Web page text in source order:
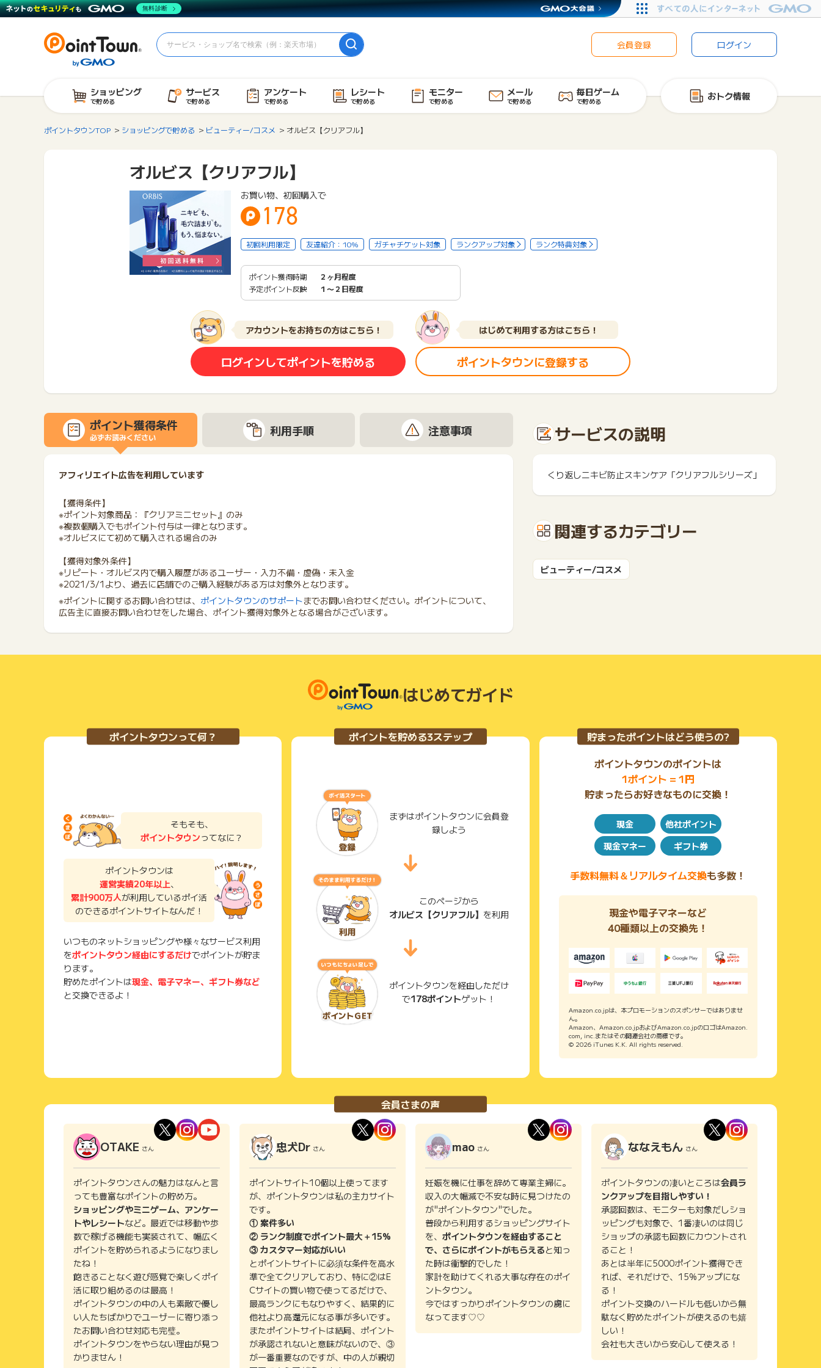
会員登録 ログイン
ショッピング
で貯める
サービス
で貯める
アンケート
で貯める
レシート
で貯める
モニター
で貯める
メール
で貯める
毎日ゲーム
で貯める おトク情報
ポイントタウンTOP ショッピングで貯める ビューティー/コスメ オルビス【クリアフル】
オルビス【クリアフル】
お買い物、初回購入で
178
初回利用限定 友達紹介：10% ガチャチケット対象 ランクアップ対象 ランク特典対象
ポイント獲得時期
２ヶ月程度
予定ポイント反映
１〜２日程度
アカウントをお持ちの方はこちら！
ログインしてポイントを貯める
はじめて利用する方はこちら！
ポイントタウンに登録する
ポイント獲得条件
必ずお読みください 利用手順 注意事項
アフィリエイト広告を利用しています
【獲得条件】
※ポイント対象商品：『クリアミニセット』のみ
※複数個購入でもポイント付与は一律となります。
※オルビスにて初めて購入される場合のみ
【獲得対象外条件】
※リピート・オルビス内で購入履歴があるユーザー・入力不備・虚偽・未入金
※2021/3/1より、過去に店舗でのご購入経験がある方は対象外となります。
※ポイントに関するお問い合わせは、 ポイントタウンのサポートまでお問い合わせください。ポイントについて、
広告主に直接お問い合わせをした場合、ポイント獲得対象外となる場合がございます。
サービスの説明
くり返しニキビ防止スキンケア「クリアフルシリーズ」
関連するカテゴリー
ビューティー/コスメ
はじめてガイド
ポイントタウンって何？
そもそも、
ポイントタウンってなに？
ポイントタウンは
運営実績20年以上、
累計900万人が利用しているポイ活
のできるポイントサイトなんだ！
いつものネットショッピングや様々なサービス利用
をポイントタウン経由にするだけでポイントが貯ま
ります。
貯めたポイントは現金、電子マネー、ギフト券など
と交換できるよ！
ポイントを貯める3ステップ
まずはポイントタウンに会員登
録しよう
このページから
オルビス【クリアフル】 を利用
ポイントタウンを経由しただけ
で178ポイントゲット！
貯まったポイントはどう使うの?
ポイントタウンのポイントは
1ポイント = 1円
貯まったらお好きなものに交換！
現金
他社ポイント
現金マネー
ギフト券
手数料無料＆リアルタイム交換も多数！
現金や電子マネーなど
40種類以上の交換先！
Amazon.co.jpは、本プロモーションのスポンサーではありませ
ん。
Amazon、Amazon.co.jpおよびAmazon.co.jpのロゴはAmazon.
com, inc.またはその関連会社の商標です。
© 2026 iTunes K.K. All rights reserved.
会員さまの声
OTAKE さん
ポイントタウンさんの魅力はなんと言
っても豊富なポイントの貯め方。
ショッピングやミニゲーム、アンケー
トやレシートなど。最近では移動や歩
数で稼げる機能も実装されて、幅広く
ポイントを貯められるようになりまし
たね！
飽きることなく遊び感覚で楽しくポイ
活に取り組めるのは最高！
ポイントタウンの中の人も素敵で優し
い人たちばかりでユーザーに寄り添っ
たお問い合わせ対応も完璧。
ポイントタウンをやらない理由が見つ
かりません！
忠犬Dr さん
ポイントサイト10個以上使ってます
が、ポイントタウンは私の主力サイト
です。
① 案件多い
② ランク制度でポイント最大＋15%
③ カスタマー対応がいい
とポイントサイトに必須な条件を高水
準で全てクリアしており、特に②はE
Cサイトの買い物で使ってるだけで、
最高ランクにもなりやすく、結果的に
他社より高還元になる事が多いです。
またポイントサイトは結局、ポイント
が承認されないと意味がないので、③
が一番重要なのですが、中の人が親切
mao さん
妊娠を機に仕事を辞めて専業主婦に。
収入の大幅減で不安な時に見つけたの
が"ポイントタウン"でした。
普段から利用するショッピングサイト
を、 ポイントタウンを経由すること
で、さらにポイントがもらえると知っ
た時は衝撃的でした！
家計を助けてくれる大事な存在のポイ
ントタウン。
今ではすっかりポイントタウンの虜に
なってます♡♡
ななえもん さん
ポイントタウンの凄いところは会員ラ
ンクアップを目指しやすい！
承認回数は、モニターも対象だしショ
ッピングも対象で、1番凄いのは同じ
ショップの承認も回数にカウントされ
ること！
あとは半年に5000ポイント獲得でき
れば、それだけで、15%アップにな
る！
ポイント交換のハードルも低いから無
駄なく貯めたポイントが使えるのも嬉
しい！
会社も大きいから安心して使える！
無料診断